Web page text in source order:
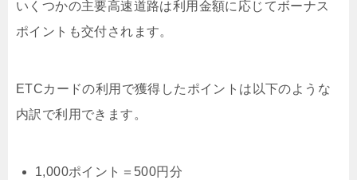
いくつかの主要高速道路は利用金額に応じてボーナス
ポイントも交付されます。
ETCカードの利用で獲得したポイントは以下のような
内訳で利用できます。
1,000ポイント＝500円分